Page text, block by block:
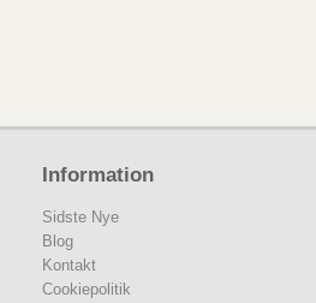
Information
Sidste Nye
Blog
Kontakt
Cookiepolitik